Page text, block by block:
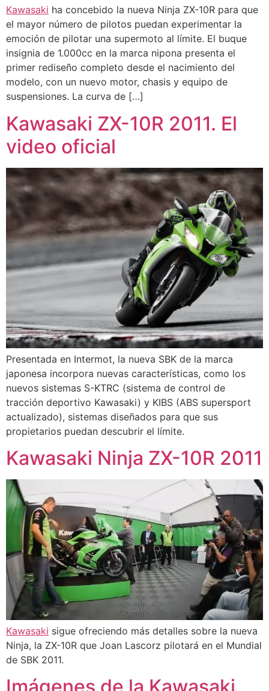
Kawasaki ha concebido la nueva Ninja ZX-10R para que
el mayor número de pilotos puedan experimentar la
emoción de pilotar una supermoto al límite. El buque
insignia de 1.000cc en la marca nipona presenta el
primer rediseño completo desde el nacimiento del
modelo, con un nuevo motor, chasis y equipo de
suspensiones. La curva de […]
Kawasaki ZX-10R 2011. El
video oficial
Presentada en Intermot, la nueva SBK de la marca
japonesa incorpora nuevas características, como los
nuevos sistemas S-KTRC (sistema de control de
tracción deportivo Kawasaki) y KIBS (ABS supersport
actualizado), sistemas diseñados para que sus
propietarios puedan descubrir el límite.
Kawasaki Ninja ZX-10R 2011
Kawasaki sigue ofreciendo más detalles sobre la nueva
Ninja, la ZX-10R que Joan Lascorz pilotará en el Mundial
de SBK 2011.